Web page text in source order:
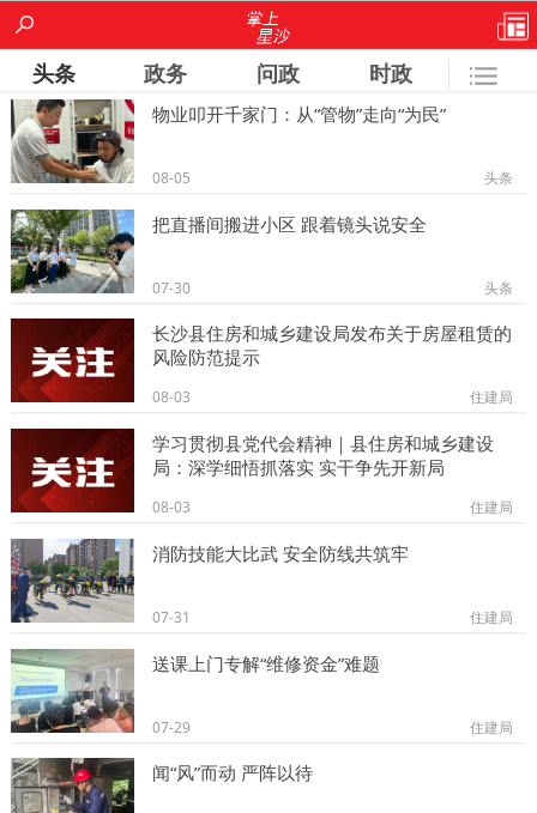
头条 政务 问政 时政
城事 镇街 房产 经开区
政协 文艺 果园
北山 文明办 旅游局 规建局
安监局
物业叩开千家门：从“管物”走向“为民”
08-05 头条
把直播间搬进小区 跟着镜头说安全
07-30 头条
长沙县住房和城乡建设局发布关于房屋租赁的
风险防范提示
08-03 住建局
学习贯彻县党代会精神｜县住房和城乡建设
局：深学细悟抓落实 实干争先开新局
08-03 住建局
消防技能大比武 安全防线共筑牢
07-31 住建局
送课上门专解“维修资金”难题
07-29 住建局
闻“风”而动 严阵以待